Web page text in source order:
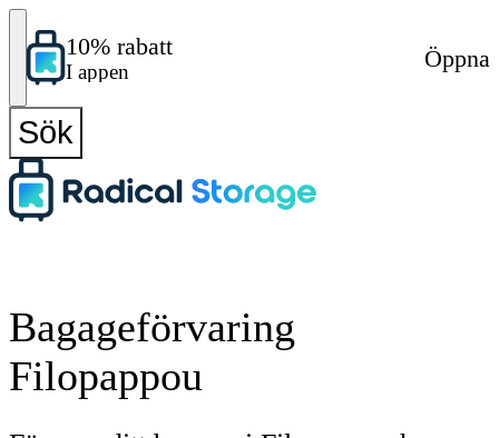
10% rabatt
I appen
Öppna
Sök
Bagageförvaring
Filopappou